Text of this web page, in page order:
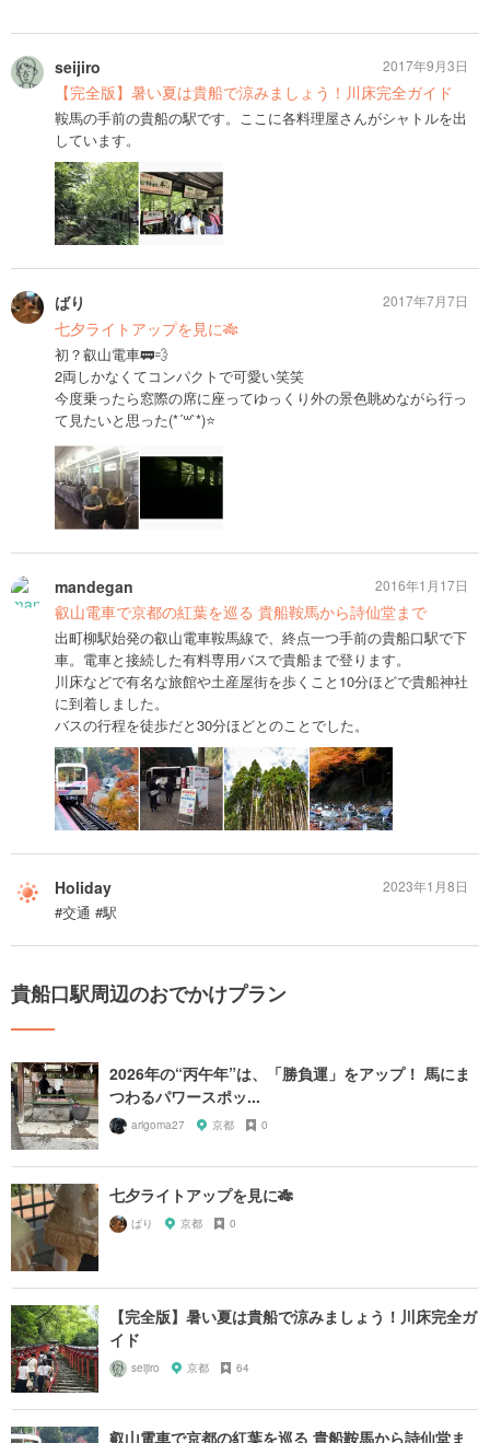
seijiro
【完全版】暑い夏は貴船で涼みましょう！川床完全ガイド
鞍馬の手前の貴船の駅です。ここに各料理屋さんがシャトルを出
しています。
2017年9月3日
ばり
七夕ライトアップを見に🎋
初？叡山電車🚃💨
2両しかなくてコンパクトで可愛い笑笑
今度乗ったら窓際の席に座ってゆっくり外の景色眺めながら行っ
て見たいと思った(*´꒳`*)⭐️
2017年7月7日
mandegan
叡山電車で京都の紅葉を巡る 貴船鞍馬から詩仙堂まで
出町柳駅始発の叡山電車鞍馬線で、終点一つ手前の貴船口駅で下
車。電車と接続した有料専用バスで貴船まで登ります。
川床などで有名な旅館や土産屋街を歩くこと10分ほどで貴船神社
に到着しました。
バスの行程を徒歩だと30分ほどとのことでした。
2016年1月17日
Holiday
#交通 #駅
2023年1月8日
貴船口駅周辺のおでかけプラン
2026年の“丙午年”は、「勝負運」をアップ！ 馬にま
つわるパワースポッ...
arigoma27 京都 0
七夕ライトアップを見に🎋
ばり 京都 0
【完全版】暑い夏は貴船で涼みましょう！川床完全ガ
イド
seijiro 京都 64
叡山電車で京都の紅葉を巡る 貴船鞍馬から詩仙堂ま